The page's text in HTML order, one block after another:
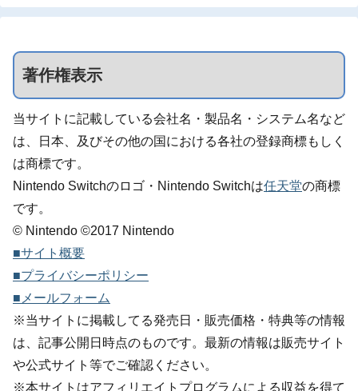
著作権表示
当サイトに記載している会社名・製品名・システム名など
は、日本、及びその他の国における各社の登録商標もしく
は商標です。
Nintendo Switchのロゴ・Nintendo Switchは任天堂の商標
です。
© Nintendo ©2017 Nintendo
■サイト概要
■プライバシーポリシー
■メールフォーム
※当サイトに掲載してる発売日・販売価格・特典等の情報
は、記事公開日時点のものです。最新の情報は販売サイト
や公式サイト等でご確認ください。
※本サイトはアフィリエイトプログラムによる収益を得て